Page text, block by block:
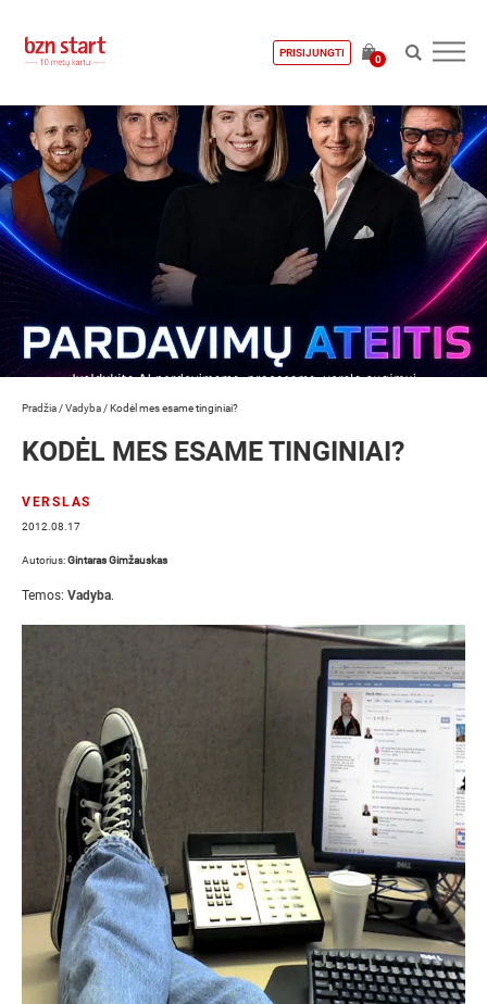
PRISIJUNGTI
0
Pradžia /Vadyba /Kodėl mes esame tinginiai?
KODĖL MES ESAME TINGINIAI?
VERSLAS
2012.08.17
Autorius:Gintaras Gimžauskas
Temos: Vadyba.